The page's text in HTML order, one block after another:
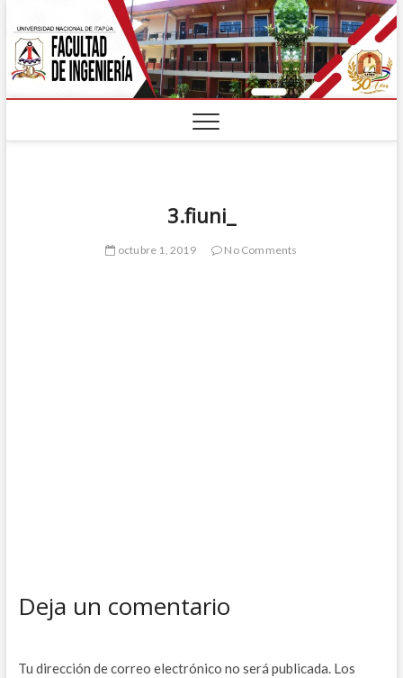
3.fiuni_
octubre 1, 2019 No Comments
Deja un comentario
Tu dirección de correo electrónico no será publicada.Los